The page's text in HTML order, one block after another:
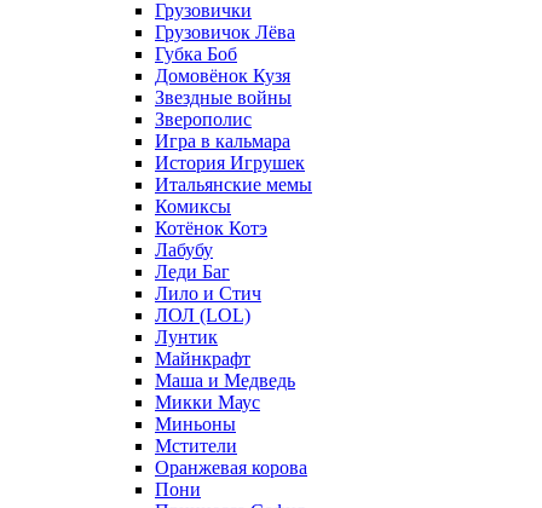
Грузовички
Грузовичок Лёва
Губка Боб
Домовёнок Кузя
Звездные войны
Зверополис
Игра в кальмара
История Игрушек
Итальянские мемы
Комиксы
Котёнок Котэ
Лабубу
Леди Баг
Лило и Стич
ЛОЛ (LOL)
Лунтик
Майнкрафт
Маша и Медведь
Микки Маус
Миньоны
Мстители
Оранжевая корова
Пони